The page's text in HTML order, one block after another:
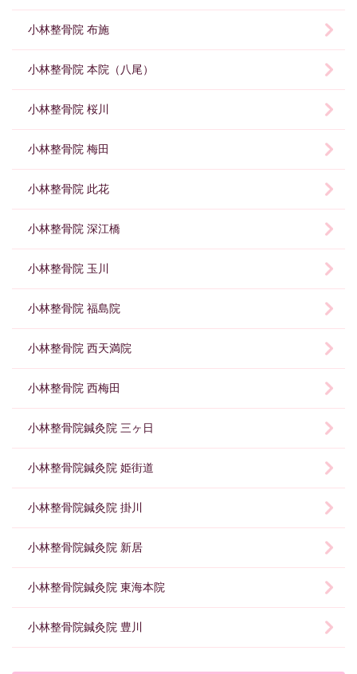
小林整骨院 布施
小林整骨院 本院（八尾）
小林整骨院 桜川
小林整骨院 梅田
小林整骨院 此花
小林整骨院 深江橋
小林整骨院 玉川
小林整骨院 福島院
小林整骨院 西天満院
小林整骨院 西梅田
小林整骨院鍼灸院 三ヶ日
小林整骨院鍼灸院 姫街道
小林整骨院鍼灸院 掛川
小林整骨院鍼灸院 新居
小林整骨院鍼灸院 東海本院
小林整骨院鍼灸院 豊川